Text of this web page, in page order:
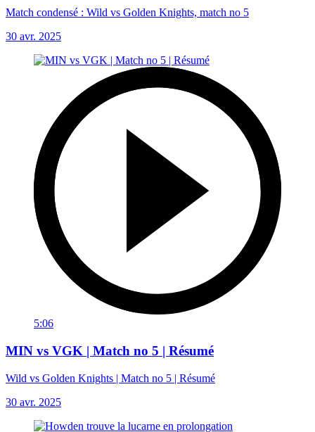
Match condensé : Wild vs Golden Knights, match no 5
30 avr. 2025
5:06
MIN vs VGK | Match no 5 | Résumé
Wild vs Golden Knights | Match no 5 | Résumé
30 avr. 2025